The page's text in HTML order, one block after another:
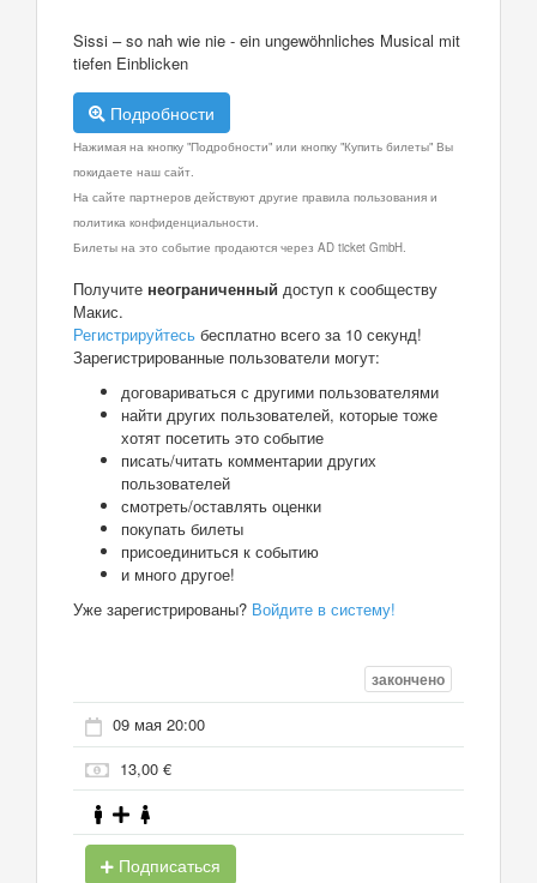
Sissi – so nah wie nie - ein ungewöhnliches Musical mit
tiefen Einblicken
Подробности
Нажимая на кнопку "Подробности" или кнопку "Купить билеты" Вы
покидаете наш сайт.
На сайте партнеров действуют другие правила пользования и
политика конфиденциальности.
Билеты на это событие продаются через AD ticket GmbH.
Получите неограниченный доступ к сообществу
Макис.
Регистрируйтесь бесплатно всего за 10 секунд!
Зарегистрированные пользователи могут:
договариваться с другими пользователями
найти других пользователей, которые тоже
хотят посетить это событие
писать/читать комментарии других
пользователей
смотреть/оставлять оценки
покупать билеты
присоединиться к событию
и много другое!
Уже зарегистрированы? Войдите в систему!
закончено
09 мая 20:00
13,00 €
Подписаться